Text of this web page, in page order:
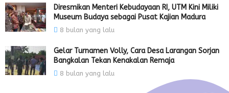
Diresmikan Menteri Kebudayaan RI, UTM Kini Miliki
Museum Budaya sebagai Pusat Kajian Madura
8 bulan yang lalu
Gelar Turnamen Volly, Cara Desa Larangan Sorjan
Bangkalan Tekan Kenakalan Remaja
8 bulan yang lalu